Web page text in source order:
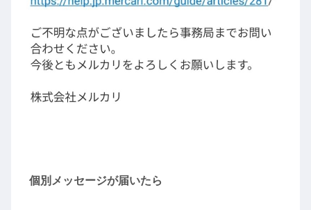
個別メッセージが届いたら